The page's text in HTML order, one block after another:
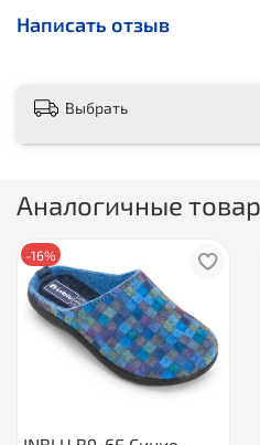
Написать отзыв
Выбрать
Аналогичные
-16%